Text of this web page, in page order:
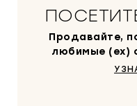
Продавайте,
любимые (ex)